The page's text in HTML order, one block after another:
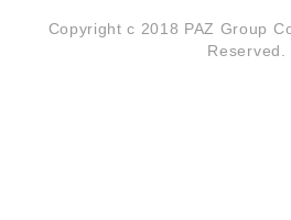
Copyright c 2018 PAZ Group
Reserved.